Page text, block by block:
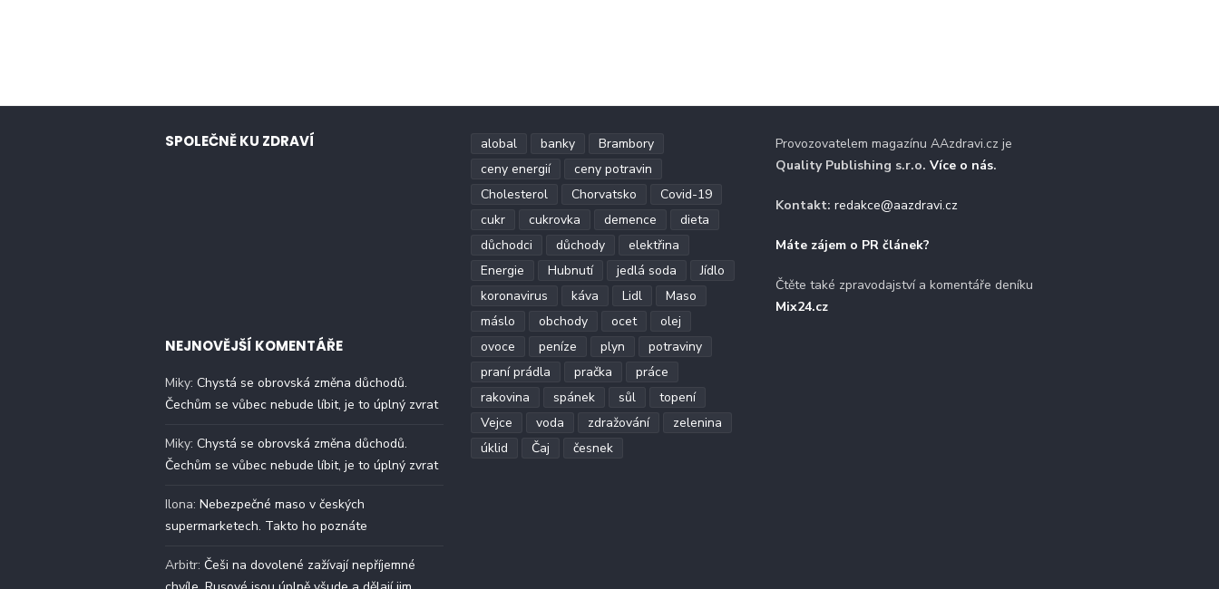
SPOLEČNĚ KU ZDRAVÍ
NEJNOVĚJŠÍ KOMENTÁŘE
Miky: Chystá se obrovská změna důchodů.
Čechům se vůbec nebude líbit, je to úplný zvrat
Miky: Chystá se obrovská změna důchodů.
Čechům se vůbec nebude líbit, je to úplný zvrat
Ilona: Nebezpečné maso v českých
supermarketech. Takto ho poznáte
Arbitr: Češi na dovolené zažívají nepříjemné
alobal banky
Brambory
ceny energií
ceny potravin
Cholesterol
Chorvatsko
Covid-19
cukr
cukrovka demence
dieta
důchodci
důchody
elektřina
Energie
Hubnutí jedlá soda
Jídlo
koronavirus
káva Lidl
Maso
máslo
obchody ocet
olej
ovoce
peníze plyn
potraviny
praní prádla
pračka
práce
rakovina
spánek sůl
topení
Vejce
voda zdražování
zelenina
úklid
Čaj česnek
Provozovatelem magazínu AAzdravi.cz je
Quality Publishing s.r.o.Více o nás.
Kontakt: redakce@aazdravi.cz
Máte zájem o PR článek?
Čtěte také zpravodajství a komentáře deníku
Mix24.cz